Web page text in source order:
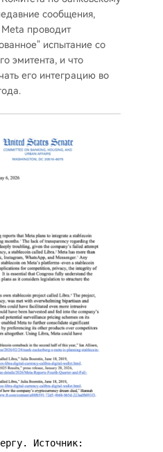
сообщения,
проводит
испытание со
эмитента, и что
его интеграцию во
Источник: